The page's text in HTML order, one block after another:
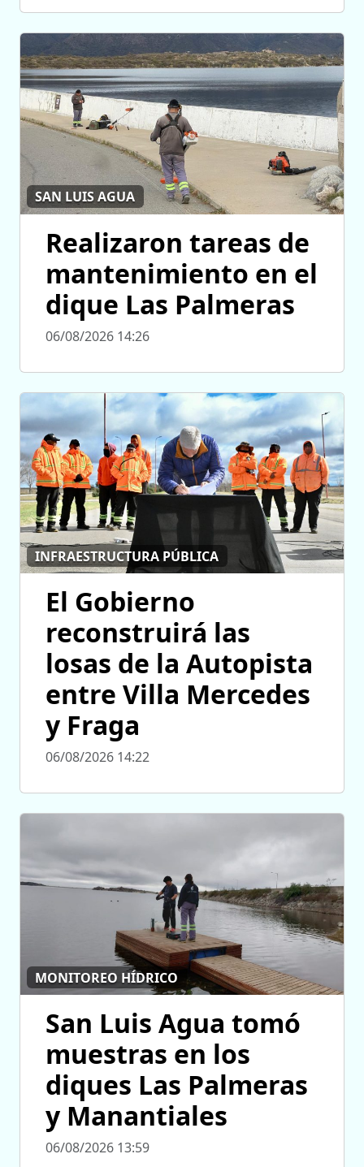
SAN LUIS AGUA
Realizaron tareas de
mantenimiento en el
dique Las Palmeras
06/08/2026 14:26
INFRAESTRUCTURA PÚBLICA
El Gobierno
reconstruirá las
losas de la Autopista
entre Villa Mercedes
y Fraga
06/08/2026 14:22
MONITOREO HÍDRICO
San Luis Agua tomó
muestras en los
diques Las Palmeras
y Manantiales
06/08/2026 13:59